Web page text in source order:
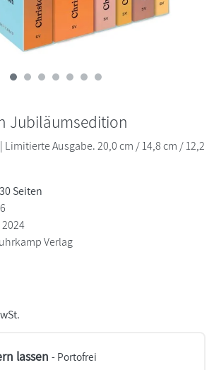
Jubiläumsedition
Limitierte Ausgabe. 20,0 cm / 14,8 cm / 12,2
Seiten
2024
Verlag
lassen - Portofrei